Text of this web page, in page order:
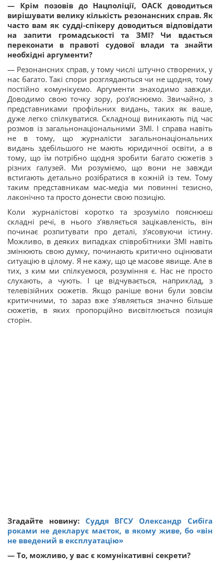
— Крім позовів до Нацполіції, ОАСК доводиться
вирішувати велику кількість резонансних справ. Як
часто вам як судді-спікеру доводиться відповідати
на запити громадськості та ЗМІ? Чи вдається
переконати в правоті судової влади та знайти
необхідні аргументи?
— Резонансних справ, у тому числі штучно створених, у
нас багато. Такі спори розглядаються чи не щодня, тому
постійно комунікуємо. Аргументи знаходимо завжди.
Доводимо свою точку зору, роз’яснюємо. Звичайно, з
представниками профільних видань, таких як ваше,
дуже легко спілкуватися. Складнощі виникають під час
розмов із загальнонаціональними ЗМІ. І справа навіть
не в тому, що журналісти загальнонаціональних
видань здебільшого не мають юридичної освіти, а в
тому, що їм потрібно щодня зробити багато сюжетів з
різних галузей. Ми розуміємо, що вони не завжди
встигають детально розібратися в кожній із тем. Тому
таким представникам мас-медіа ми повинні тезисно,
лаконічно та просто донести свою позицію.
Коли журналістові коротко та зрозуміло пояснюєш
складні речі, в нього з’являється зацікавленість, він
починає розпитувати про деталі, з’ясовуючи істину.
Можливо, в деяких випадках співробітники ЗМІ навіть
змінюють свою думку, починають критично оцінювати
ситуацію в цілому. Я не кажу, що це масове явище. Але в
тих, з ким ми спілкуємося, розуміння є. Нас не просто
слухають, а чують. І це відчувається, наприклад, з
телевізійних сюжетів. Якщо раніше вони були зовсім
критичними, то зараз вже з’являється значно більше
сюжетів, в яких пропорційно висвітлюється позиція
сторін.
Згадайте новину: Суддя ВГСУ Олександр Сибіга
роками не декларує маєток, в якому живе, бо «він
не введений в експлуатацію»
— То, можливо, у вас є комунікативні секрети?